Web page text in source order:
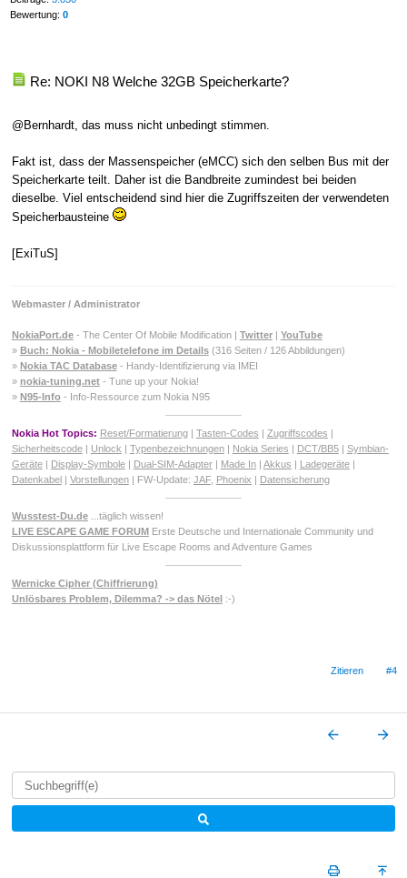
Bewertung: 0
Re: NOKI N8 Welche 32GB Speicherkarte?
@Bernhardt, das muss nicht unbedingt stimmen.
Fakt ist, dass der Massenspeicher (eMCC) sich den selben Bus mit der
Speicherkarte teilt. Daher ist die Bandbreite zumindest bei beiden
dieselbe. Viel entscheidend sind hier die Zugriffszeiten der verwendeten
Speicherbausteine
[ExiTuS]
Webmaster / Administrator
NokiaPort.de- The Center Of Mobile Modification | Twitter| YouTube
» Buch: Nokia - Mobiletelefone im Details(316 Seiten / 126 Abbildungen)
» Nokia TAC Database- Handy-Identifizierung via IMEI
» nokia-tuning.net- Tune up your Nokia!
» N95-Info - Info-Ressource zum Nokia N95
Nokia Hot Topics: Reset/Formatierung| Tasten-Codes | Zugriffscodes |
Sicherheitscode| Unlock | Typenbezeichnungen| Nokia Series | DCT/BB5| Symbian-
Geräte| Display-Symbole| Dual-SIM-Adapter| Made In| Akkus | Ladegeräte|
Datenkabel| Vorstellungen| FW-Update: JAF, Phoenix | Datensicherung
Wusstest-Du.de...täglich wissen!
LIVE ESCAPE GAME FORUMErste Deutsche und Internationale Community und
Diskussionsplattform für Live Escape Rooms and Adventure Games
Wernicke Cipher (Chiffrierung)
Unlösbares Problem, Dilemma? -> das Nötel:-)
Zitieren #4